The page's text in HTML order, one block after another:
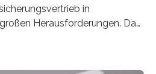
in
Herausforderungen. Das
Prof. Dr. Lukas Linnenbrink